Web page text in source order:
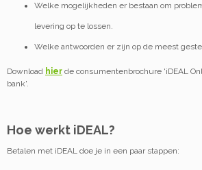
Welke mogelijkheden er bestaan om
levering op te lossen.
Welke antwoorden er zijn op de meest
Download hier de consumentenbrochure 'iDEAL
bank'.
Hoe werkt iDEAL?
Betalen met iDEAL doe je in een paar stappen: